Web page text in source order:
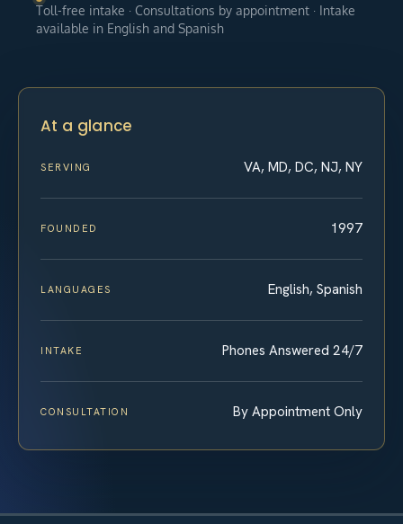
Toll-free intake · Consultations by appointment · Intake
available in English and Spanish
At a glance
SERVING VA, MD, DC, NJ, NY
FOUNDED 1997
LANGUAGES English, Spanish
INTAKE Phones Answered 24/7
CONSULTATION By Appointment Only